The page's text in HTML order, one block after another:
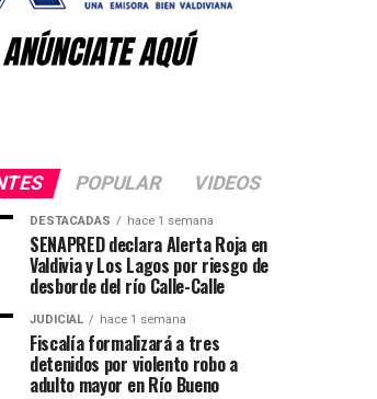
POPULAR VIDEOS
DESTACADAS hace 1 semana
SENAPRED declara Alerta Roja en
Valdivia y Los Lagos por riesgo de
desborde del río Calle-Calle
JUDICIAL hace 1 semana
Fiscalía formalizará a tres
detenidos por violento robo a
adulto mayor en Río Bueno